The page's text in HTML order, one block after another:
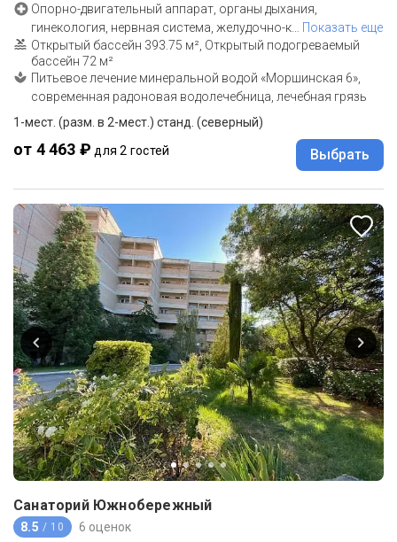
Опорно-двигательный аппарат, органы дыхания,
гинекология, нервная система, желудочно-к
Показать еще
Открытый бассейн 393.75 м², Открытый подогреваемый
бассейн 72 м²
Питьевое лечение минеральной водой «Моршинская 6»,
современная радоновая водолечебница, лечебная грязь
1-мест. (разм. в 2-мест.) станд. (северный)
от 4 463 ₽ для 2 гостей Выбрать
Санаторий Южнобережный
8.5 / 10 6 оценок